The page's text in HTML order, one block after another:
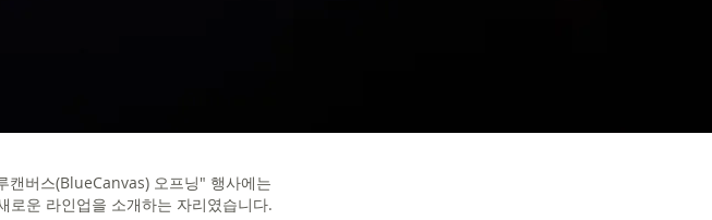
캔버스(BlueCanvas) 오프닝" 행사에는
로운 라인업을 소개하는 자리였습니다.